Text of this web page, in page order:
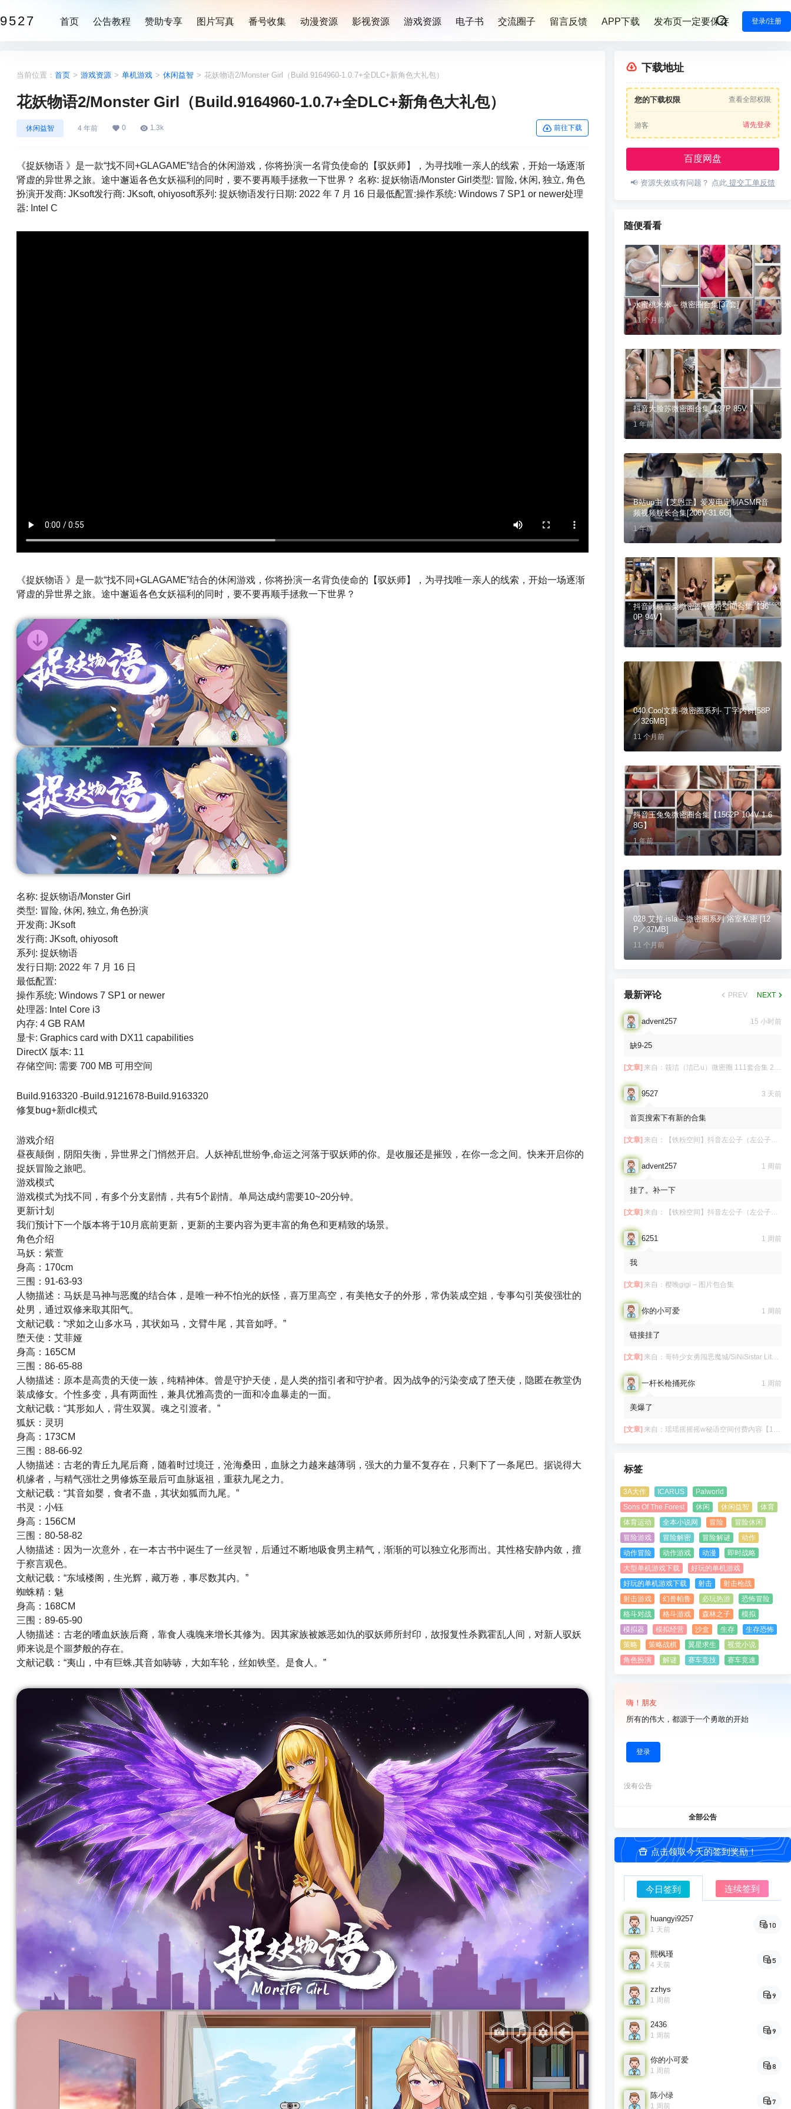
9527 登录/注册
首页 公告教程 赞助专享 图片写真 番号收集 动漫资源 影视资源 游戏资源 电子书 交流圈子 留言反馈 APP下载 发布页一定要保存
当前位置： 首页 > 游戏资源 > 单机游戏 > 休闲益智 > 花妖物语2/Monster Girl（Build.9164960-1.0.7+全DLC+新角色大礼包）
花妖物语2/Monster Girl（Build.9164960-1.0.7+全DLC+新角色大礼包）
休闲益智 4 年前 0 1.3k 前往下载
《捉妖物语 》是一款“找不同+GLAGAME”结合的休闲游戏，你将扮演一名背负使命的【驭妖师】，为寻找唯一亲人的线索，开始一场逐渐
肾虚的异世界之旅。途中邂逅各色女妖福利的同时，要不要再顺手拯救一下世界？ 名称: 捉妖物语/Monster Girl类型: 冒险, 休闲, 独立, 角色
扮演开发商: JKsoft发行商: JKsoft, ohiyosoft系列: 捉妖物语发行日期: 2022 年 7 月 16 日最低配置:操作系统: Windows 7 SP1 or newer处理
器: Intel C
《捉妖物语 》是一款“找不同+GLAGAME”结合的休闲游戏，你将扮演一名背负使命的【驭妖师】，为寻找唯一亲人的线索，开始一场逐渐
肾虚的异世界之旅。途中邂逅各色女妖福利的同时，要不要再顺手拯救一下世界？
名称: 捉妖物语/Monster Girl
类型: 冒险, 休闲, 独立, 角色扮演
开发商: JKsoft
发行商: JKsoft, ohiyosoft
系列: 捉妖物语
发行日期: 2022 年 7 月 16 日
最低配置:
操作系统: Windows 7 SP1 or newer
处理器: Intel Core i3
内存: 4 GB RAM
显卡: Graphics card with DX11 capabilities
DirectX 版本: 11
存储空间: 需要 700 MB 可用空间
Build.9163320 -Build.9121678-Build.9163320
修复bug+新dlc模式
游戏介绍
昼夜颠倒，阴阳失衡，异世界之门悄然开启。人妖神乱世纷争,命运之河落于驭妖师的你。是收服还是摧毁，在你一念之间。快来开启你的
捉妖冒险之旅吧。
游戏模式
游戏模式为找不同，有多个分支剧情，共有5个剧情。单局达成约需要10~20分钟。
更新计划
我们预计下一个版本将于10月底前更新，更新的主要内容为更丰富的角色和更精致的场景。
角色介绍
马妖：紫萱
身高：170cm
三围：91-63-93
人物描述：马妖是马神与恶魔的结合体，是唯一种不怕光的妖怪，喜万里高空，有美艳女子的外形，常伪装成空姐，专事勾引英俊强壮的
处男，通过双修来取其阳气。
文献记载：“求如之山多水马，其状如马，文臂牛尾，其音如呼。”
堕天使：艾菲娅
身高：165CM
三围：86-65-88
人物描述：原本是高贵的天使一族，纯精神体。曾是守护天使，是人类的指引者和守护者。因为战争的污染变成了堕天使，隐匿在教堂伪
装成修女。个性多变，具有两面性，兼具优雅高贵的一面和冷血暴走的一面。
文献记载：“其形如人，背生双翼。魂之引渡者。”
狐妖：灵玥
身高：173CM
三围：88-66-92
人物描述：古老的青丘九尾后裔，随着时过境迁，沧海桑田，血脉之力越来越薄弱，强大的力量不复存在，只剩下了一条尾巴。据说得大
机缘者，与精气强壮之男修炼至最后可血脉返祖，重获九尾之力。
文献记载：“其音如婴，食者不蛊，其状如狐而九尾。”
书灵：小钰
身高：156CM
三围：80-58-82
人物描述：因为一次意外，在一本古书中诞生了一丝灵智，后通过不断地吸食男主精气，渐渐的可以独立化形而出。其性格安静内敛，擅
于察言观色。
文献记载：“东域楼阁，生光辉，藏万卷，事尽数其内。”
蜘蛛精：魅
身高：168CM
三围：89-65-90
人物描述：古老的嗜血妖族后裔，靠食人魂魄来增长其修为。因其家族被嫉恶如仇的驭妖师所封印，故报复性杀戮霍乱人间，对新人驭妖
师来说是个噩梦般的存在。
文献记载：“夷山，中有巨蛛,其音如哧哧，大如车轮，丝如铁坚。是食人。”
下载地址
您的下载权限 查看全部权限
游客 请先登录
百度网盘
📢 资源失效或有问题？ 点此 提交工单反馈
随便看看
水蜜桃米米 – 微密圈合集[37套]
11 个月前
抖音大脸苏微密圈合集【37P 85V 】
1 年前
B站up主【芝恩㱏】爱发电定制ASMR音
频视频舰长合集[206V-31.6G]
1 年前
抖音冰糖雪梨微密圈+铁粉空间合集【36
0P 94V】
1 年前
040.Cool文茜-微密圈系列- 丁字内裤[58P
／326MB]
11 个月前
抖音王兔兔微密圈合集【1562P 104V 1.6
8G】
1 年前
028.艾拉·isla – 微密圈系列 浴室私密 [12
P／37MB]
11 个月前
最新评论 PREV NEXT
advent257 15 小时前
缺9-25
[文章] 来自： 筱洁（洁己u）微密圈 111套合集 20.3G
9527 3 天前
首页搜索下有新的合集
[文章] 来自： 【铁粉空间】抖音左公子（左公子666）合集【2063P 181V】
advent257 1 周前
挂了。补一下
[文章] 来自： 【铁粉空间】抖音左公子（左公子666）合集【2063P 181V】
6251 1 周前
我
[文章] 来自： 樱晚gigi – 图片包合集
你的小可爱 1 周前
链接挂了
[文章] 来自： 哥特少女勇闯恶魔城/SiNiSistar Lite Version（Build.7793201+DLC+通关档）
一杆长枪捅死你 1 周前
美爆了
[文章] 来自： 瑶瑶摇摇摇w秘语空间付费内容【11.06】
标签
3A大作 ICARUS
Palworld
Sons Of The Forest
休闲 休闲益智
体育
体育运动
全本小说网 冒险
冒险休闲
冒险游戏
冒险解密 冒险解谜
动作
动作冒险
动作游戏 动漫
即时战略
大型单机游戏下载
好玩的单机游戏
好玩的单机游戏下载
射击
射击枪战
射击游戏
幻兽帕鲁 必玩热游
恐怖冒险
格斗对战
格斗游戏 森林之子
模拟
模拟器
模拟经营 沙盒 生存
生存恐怖
策略
策略战棋 翼星求生
视觉小说
角色扮演
解谜 赛车竞技 赛车竞速
嗨！朋友
所有的伟大，都源于一个勇敢的开始
登录
没有公告
全部公告
点击领取今天的签到奖励！
今日签到 连续签到
huangyi9257
1 天前
10
熙枫瑾
4 天前
5
zzhys
1 周前
9
2436
1 周前
9
你的小可爱
1 周前
8
陈小绿
1 周前
7